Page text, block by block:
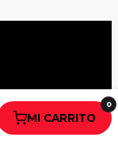
MI CARRITO
0